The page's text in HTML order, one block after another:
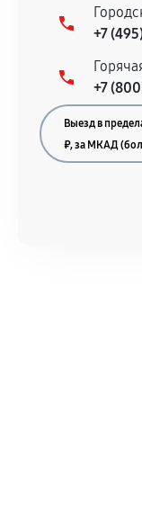
+7
+7
Выезд в
₽, за МКАД